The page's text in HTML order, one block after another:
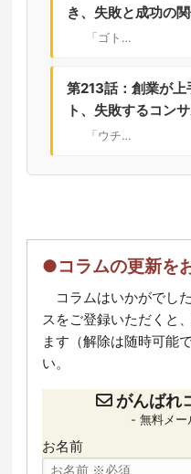
き、失敗と成功の
「ゴト…
第213話：創業が
ト、失敗するコン
「ウチ…
●コラムの更新を
コラムはいかがでし
スをご登録いただくと
ます（解除は随時可能
い。
がんばれ
- 無料メー
お名前